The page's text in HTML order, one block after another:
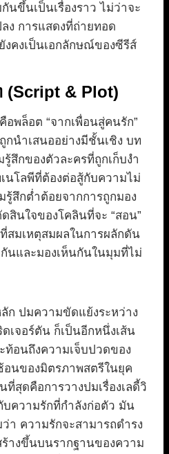
นขึ้นเป็นเรื่องราว ไม่ว่าจะ
ง การแสดงที่ถ่ายทอด
คงเป็นเอกลักษณ์ของซีรีส์
(Script & Plot)
อพล็อต “จากเพื่อนสู่คนรัก”
กนำเสนออย่างมีชั้นเชิง บท
สึกของตัวละครที่ถูกเก็บงำ
นโลพีที่ต้องต่อสู้กับความไม่
รู้สึกต่ำต้อยจากการถูกมอง
นใจของโคลินที่จะ “สอน”
สมเหตุสมผลในการผลักดัน
นและมองเห็นกันในมุมที่ไม่
ก ปมความขัดแย้งระหว่าง
ดเจอร์ตัน ก็เป็นอีกหนึ่งเส้น
ท้อนถึงความเจ็บปวดของ
นของมิตรภาพสตรีในยุค
สุดคือการวางปมเรื่องเลดี้วิ
ความรักที่กำลังก่อตัว มัน
า ความรักจะสามารถดำรง
างขึ้นบนรากฐานของความ